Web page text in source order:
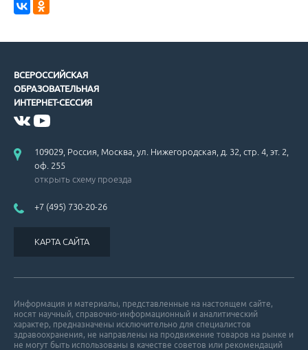
ВСЕРОССИЙСКАЯ
ОБРАЗОВАТЕЛЬНАЯ
ИНТЕРНЕТ-СЕССИЯ
109029, Россия, Москва, ул. Нижегородская, д. 32, стр. 4, эт. 2,
оф. 255
открыть схему проезда
+7 (495) 730-20-26
КАРТА САЙТА
Информация и материалы, представленные на настоящем сайте,
носят научный, справочно-информационный и аналитический
характер, предназначены исключительно для специалистов
здравоохранения, не направлены на продвижение товаров на рынке и
не могут быть использованы в качестве советов или рекомендаций